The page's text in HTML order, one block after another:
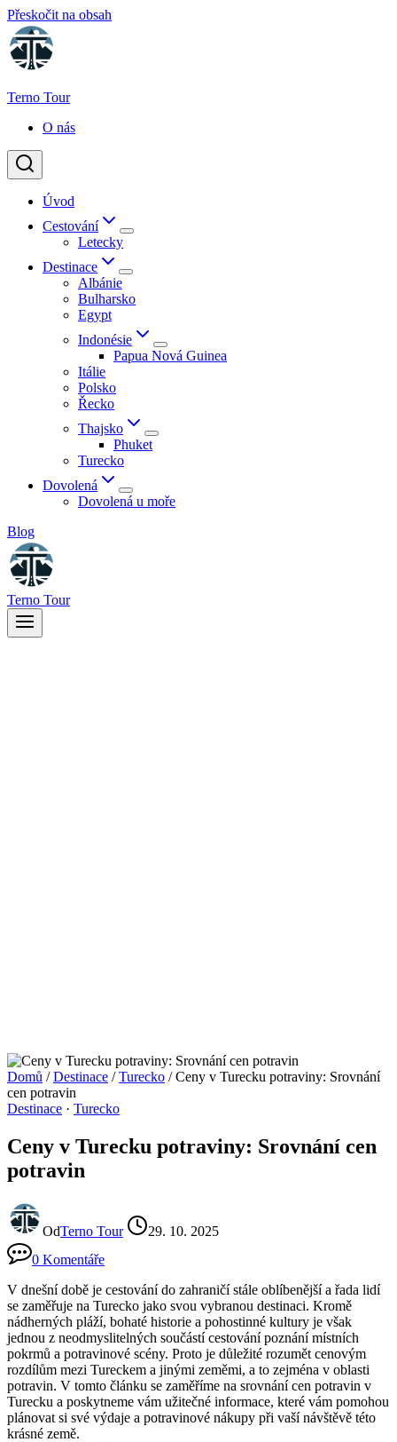
Přeskočit na obsah
Terno Tour
O nás
Úvod
Cestování
Letecky
Destinace
Albánie
Bulharsko
Egypt
Indonésie
Papua Nová Guinea
Itálie
Polsko
Řecko
Thajsko
Phuket
Turecko
Dovolená
Dovolená u moře
Blog
Terno Tour
Domů / Destinace / Turecko / Ceny v Turecku potraviny: Srovnání
cen potravin
Destinace · Turecko
Ceny v Turecku potraviny: Srovnání cen
potravin
OdTerno Tour
29. 10. 2025
0 Komentáře
V dnešní době je cestování do zahraničí stále oblíbenější a řada lidí
se zaměřuje na Turecko jako svou vybranou destinaci. Kromě
nádherných pláží, bohaté historie a pohostinné kultury je však
jednou z neodmyslitelných součástí cestování poznání místních
pokrmů a potravinové scény. Proto je důležité rozumět cenovým
rozdílům mezi Tureckem a jinými zeměmi, a to zejména v oblasti
potravin. V tomto článku se zaměříme na srovnání cen potravin v
Turecku a poskytneme vám užitečné informace, které vám pomohou
plánovat si své výdaje a potravinové nákupy při vaší návštěvě této
krásné země.